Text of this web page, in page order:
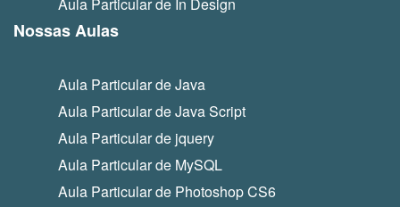
Nossas Aulas
Aula Particular de Java
Aula Particular de Java Script
Aula Particular de jquery
Aula Particular de MySQL
Aula Particular de Photoshop CS6